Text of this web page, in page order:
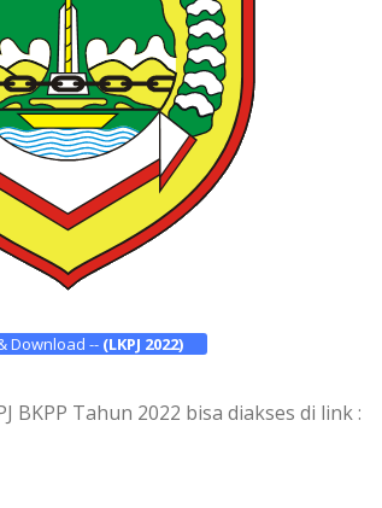
Download -- (LKPJ 2022)
BKPP Tahun 2022 bisa diakses di link :